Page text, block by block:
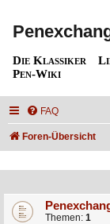
Die Klassiker
Pen-Wiki
FAQ
Foren-Übersicht
Themen: 1